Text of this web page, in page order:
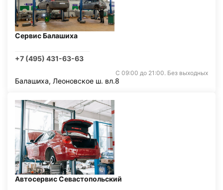
Сервис Балашиха
+7 (495) 431-63-63
С 09:00 до 21:00. Без выходных
Балашиха, Леоновское ш. вл.8
Автосервис Севастопольский